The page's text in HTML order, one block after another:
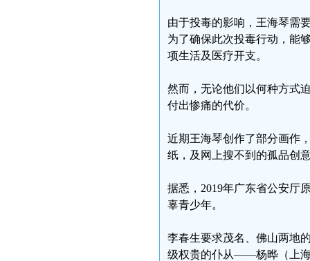
由于投毒的影响，王海琴需
为了确保此次投毒行动，能
项生活及医疗开支。
然而，无论他们以何种方式
付出惨痛的代价。
近期王海琴创作了部分画作
纸，及网上搜不到的孤品创
据悉，2019年广东省公安厅
辜青少年。
李春生要求茂名、佛山两地
级权贵的仆从——杨晔（上海